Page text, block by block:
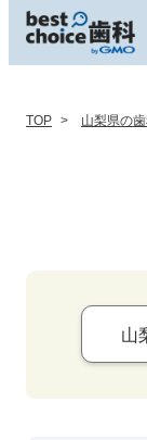
TOP 山梨県の